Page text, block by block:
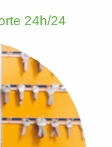
24h/24